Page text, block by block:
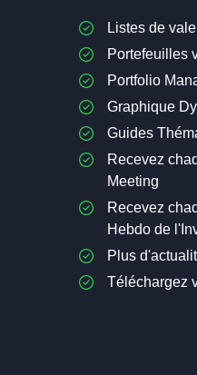
Listes de
Portefeuilles
Portfolio
Graphique
Guides
Recevez
Meeting
Recevez
Hebdo de
Plus
Téléchargez